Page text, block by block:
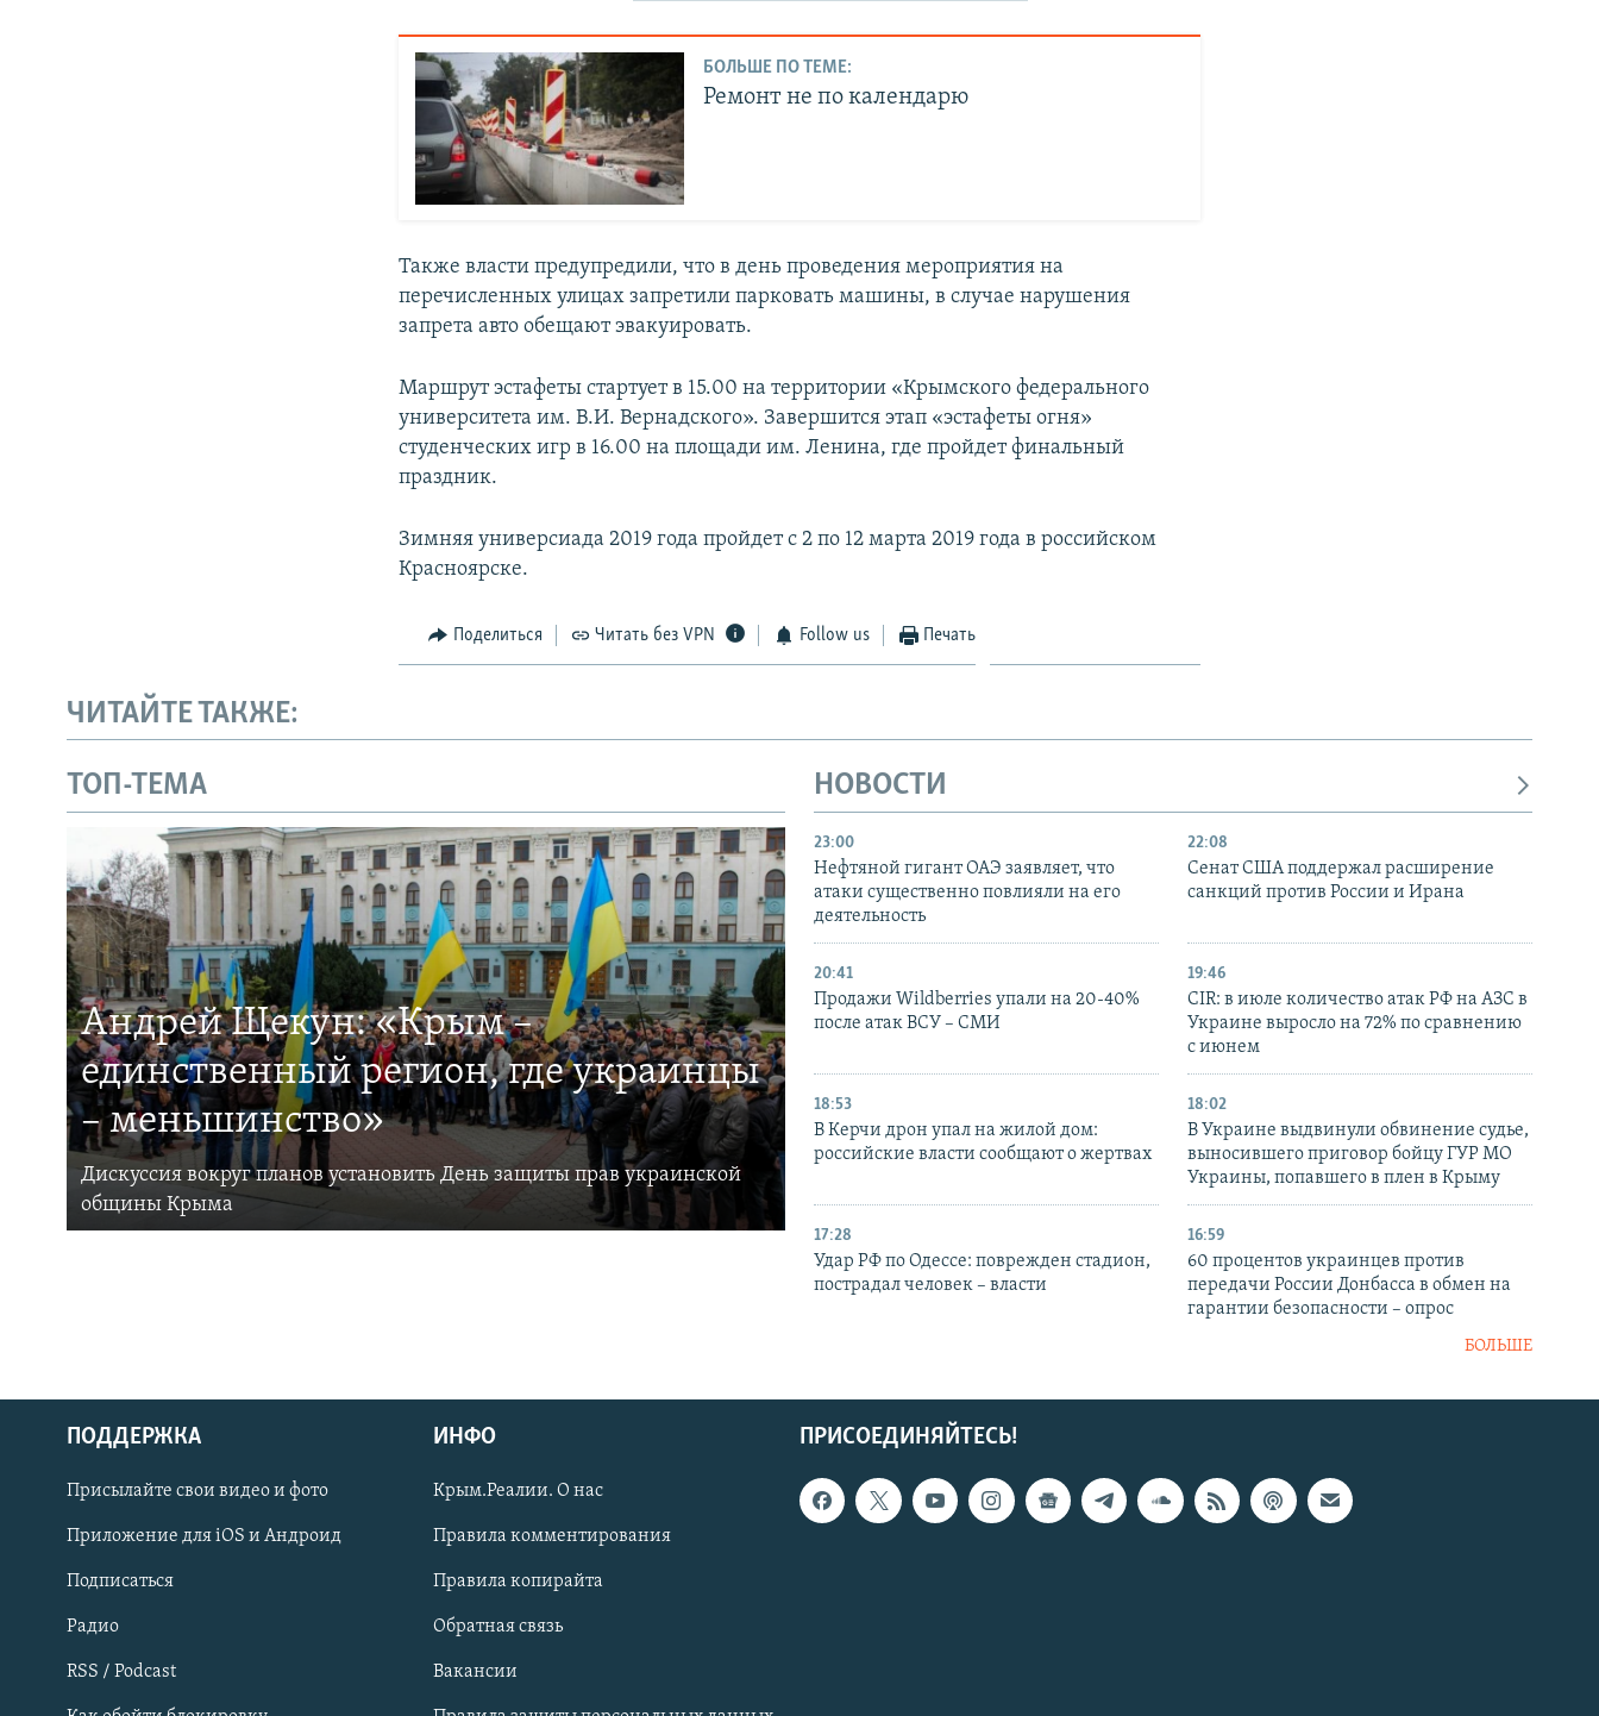
Українською
Qırımtatar
ПРИСОЕДИНЯЙТЕСЬ!
БОЛЬШЕ ПО ТЕМЕ:
Ремонт не по календарю
Также власти предупредили, что в день проведения мероприятия на
перечисленных улицах запретили парковать машины, в случае нарушения
запрета авто обещают эвакуировать.
Маршрут эстафеты стартует в 15.00 на территории «Крымского федерального
университета им. В.И. Вернадского». Завершится этап «эстафеты огня»
студенческих игр в 16.00 на площади им. Ленина, где пройдет финальный
праздник.
Зимняя универсиада 2019 года пройдет с 2 по 12 марта 2019 года в российском
Красноярске.
Поделиться Читать без VPN Follow us Печать
ЧИТАЙТЕ ТАКЖЕ:
ТОП-ТЕМА
Андрей Щекун: «Крым –
единственный регион, где украинцы
– меньшинство»
Дискуссия вокруг планов установить День защиты прав украинской
общины Крыма
НОВОСТИ
23:00
Нефтяной гигант ОАЭ заявляет, что
атаки существенно повлияли на его
деятельность
22:08
Сенат США поддержал расширение
санкций против России и Ирана
20:41
Продажи Wildberries упали на 20-40%
после атак ВСУ – СМИ
19:46
CIR: в июле количество атак РФ на АЗС в
Украине выросло на 72% по сравнению
с июнем
18:53
В Керчи дрон упал на жилой дом:
российские власти сообщают о жертвах
18:02
В Украине выдвинули обвинение судье,
выносившего приговор бойцу ГУР МО
Украины, попавшего в плен в Крыму
17:28
Удар РФ по Одессе: поврежден стадион,
пострадал человек – власти
16:59
60 процентов украинцев против
передачи России Донбасса в обмен на
гарантии безопасности – опрос
БОЛЬШЕ
ПРИСОЕДИНЯЙТЕСЬ!
ПОДДЕРЖКА
Присылайте свои видео и фото
Приложение для iOS и Андроид
Подписаться
Радио
RSS / Podcast
ИНФО
Крым.Реалии. О нас
Правила комментирования
Правила копирайта
Обратная связь
Вакансии